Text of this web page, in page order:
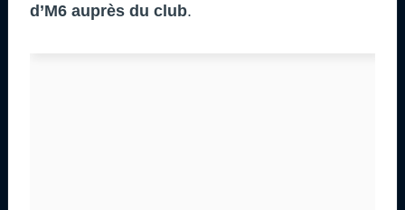
d’M6 auprès du club.